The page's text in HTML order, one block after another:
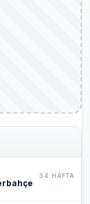
34. HAFTA